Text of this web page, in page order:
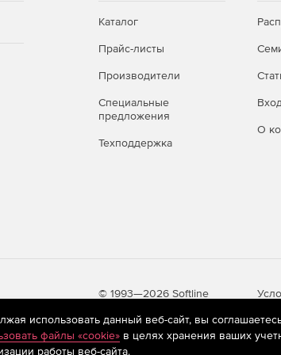
Каталог
Прайс-листы
Производители
Специальные
предложения
Техподдержка
О
© 1993—2026 Softline
использовать данный веб-сайт, вы
файлы «cookie»в целях хранения ваших
работы веб-сайта.